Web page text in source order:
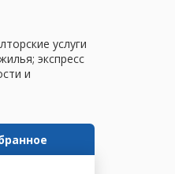
услуги
экспресс
и